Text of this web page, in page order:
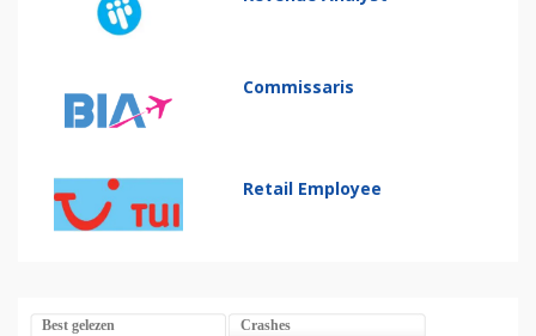
Commissaris
Retail Employee
Best gelezen Crashes